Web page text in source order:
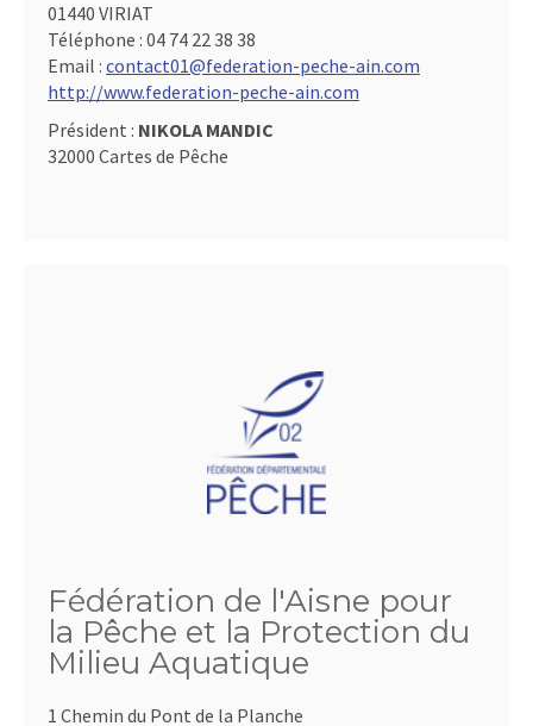
01440 VIRIAT
Téléphone : 04 74 22 38 38
Email : contact01@federation-peche-ain.com
http://www.federation-peche-ain.com
Président : NIKOLA MANDIC
32000 Cartes de Pêche
Fédération de l'Aisne pour
la Pêche et la Protection du
Milieu Aquatique
1 Chemin du Pont de la Planche